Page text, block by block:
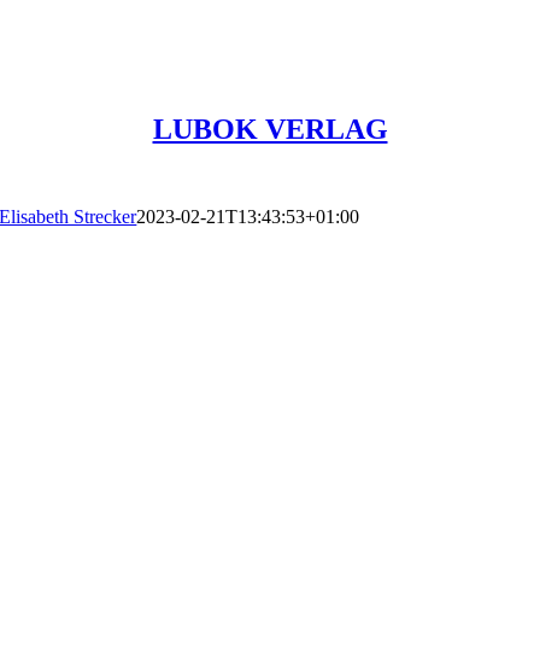
LUBOK VERLAG
Elisabeth Strecker2023-02-21T13:43:53+01:00